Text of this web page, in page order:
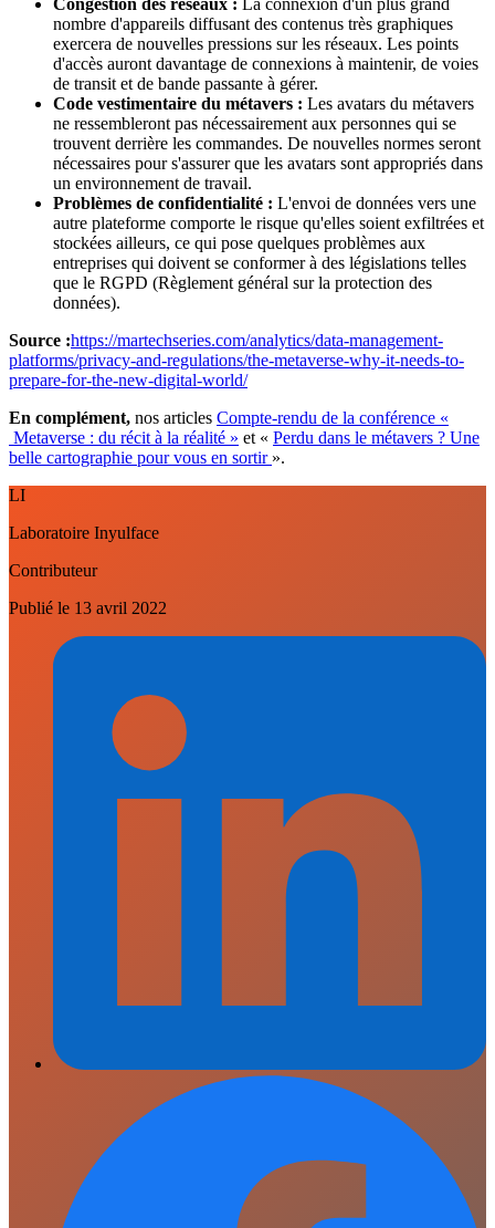
Congestion des réseaux : La connexion d'un plus grand
nombre d'appareils diffusant des contenus très graphiques
exercera de nouvelles pressions sur les réseaux. Les points
d'accès auront davantage de connexions à maintenir, de voies
de transit et de bande passante à gérer.
Code vestimentaire du métavers : Les avatars du métavers
ne ressembleront pas nécessairement aux personnes qui se
trouvent derrière les commandes. De nouvelles normes seront
nécessaires pour s'assurer que les avatars sont appropriés dans
un environnement de travail.
Problèmes de confidentialité : L'envoi de données vers une
autre plateforme comporte le risque qu'elles soient exfiltrées et
stockées ailleurs, ce qui pose quelques problèmes aux
entreprises qui doivent se conformer à des législations telles
que le RGPD (Règlement général sur la protection des
données).
Source :https://martechseries.com/analytics/data-management-
platforms/privacy-and-regulations/the-metaverse-why-it-needs-to-
prepare-for-the-new-digital-world/
En complément, nos articles Compte-rendu de la conférence «
Metaverse : du récit à la réalité » et « Perdu dans le métavers ? Une
belle cartographie pour vous en sortir ».
LI
Laboratoire Inyulface
Contributeur
Publié le 13 avril 2022